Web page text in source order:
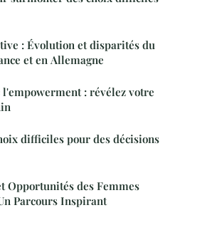
: Évolution et disparités du
et en Allemagne
l'empowerment : révélez votre
difficiles pour des décisions
Opportunités des Femmes
Parcours Inspirant